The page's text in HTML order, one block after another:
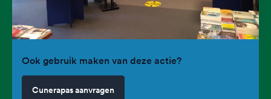
Ook gebruik maken van deze actie?
Cunerapas aanvragen